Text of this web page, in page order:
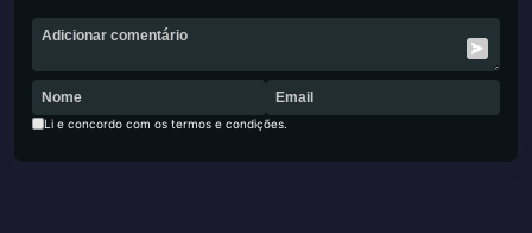
Li e concordo com os termos e condições.